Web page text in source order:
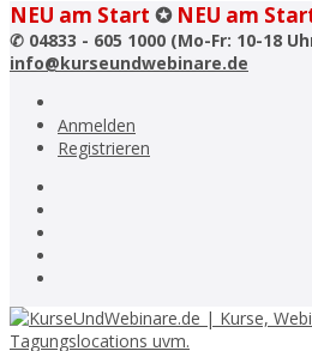
NEU am Start ✪ NEU am
✆ 04833 - 605 1000 (Mo-Fr: 10-18
info@kurseundwebinare.de
Anmelden
Registrieren